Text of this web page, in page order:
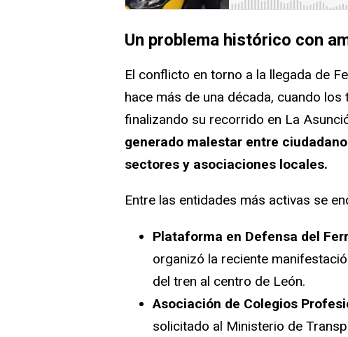
Un problema histórico con
El conflicto en torno a la llegada de
hace más de una década, cuando
finalizando su recorrido en La
generado malestar entre
sectores y asociaciones locales.
Entre las entidades más activas se
Plataforma en Defensa del
organizó la reciente
del tren al centro de León.
Asociación de Colegios
solicitado al Ministerio de